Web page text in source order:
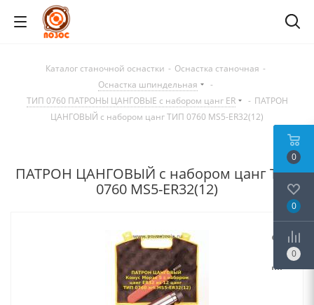
Каталог станочной оснастки - Оснастка станочная -
Оснастка шпиндельная
-
ТИП 0760 ПАТРОНЫ ЦАНГОВЫЕ с набором цанг ER
- ПАТРОН
ЦАНГОВЫЙ с набором цанг ТИП 0760 MS5-ER32(12)
ПАТРОН ЦАНГОВЫЙ с набором цанг ТИП
0760 MS5-ER32(12)
0
0
0